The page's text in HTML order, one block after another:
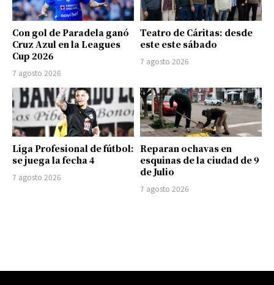
Con gol de Paradela ganó
Cruz Azul en la Leagues
Cup 2026
7 agosto 2026
Teatro de Cáritas: desde
este este sábado
7 agosto 2026
Liga Profesional de fútbol:
se juega la fecha 4
7 agosto 2026
Reparan ochavas en
esquinas de la ciudad de 9
de Julio
7 agosto 2026